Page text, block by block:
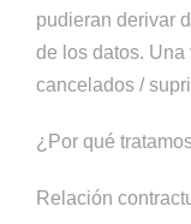
pudieran derivar
de los datos.
cancelados /
¿Por qué
Relación